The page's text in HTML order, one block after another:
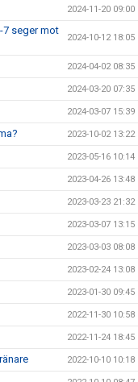
2024-11-20 09:00
7 seger mot
2024-10-12 18:05
2024-04-02 08:35
2024-03-20 07:35
2024-03-07 15:39
2023-10-02 13:22
2023-05-16 10:14
2023-04-26 13:48
2023-03-23 21:32
2023-03-07 13:15
2023-03-03 08:08
2023-02-24 13:08
2023-01-30 09:45
2022-11-30 10:58
2022-11-24 18:45
2022-10-10 10:18